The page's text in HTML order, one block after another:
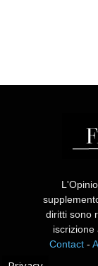
diritti sono
iscrizione
Contact -